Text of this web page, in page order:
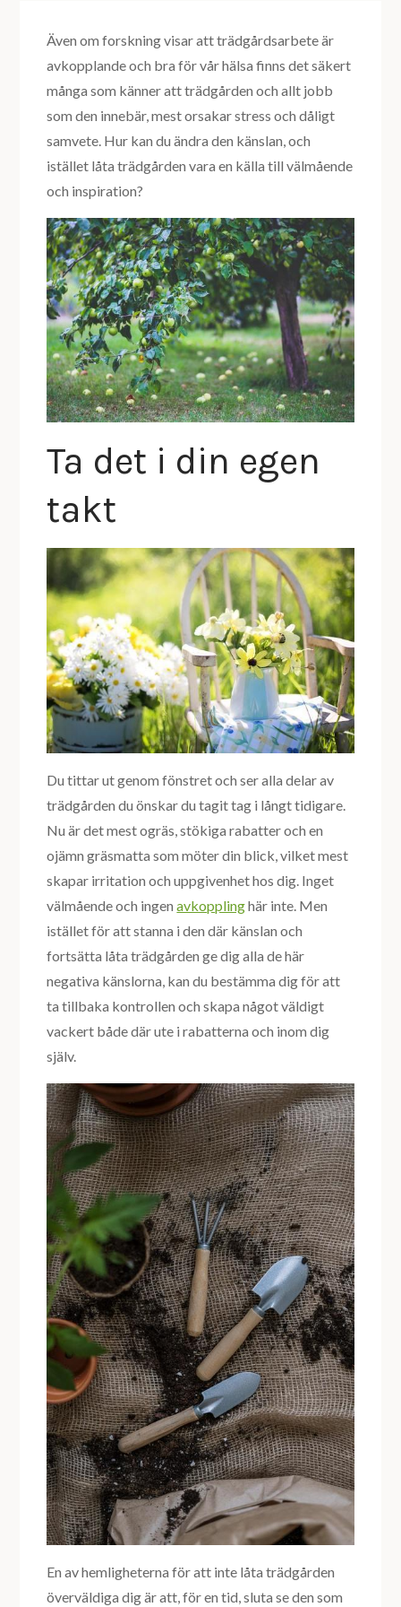
Även om forskning visar att trädgårdsarbete är
avkopplande och bra för vår hälsa finns det säkert
många som känner att trädgården och allt jobb
som den innebär, mest orsakar stress och dåligt
samvete. Hur kan du ändra den känslan, och
istället låta trädgården vara en källa till välmående
och inspiration?
Ta det i din egen
takt
Du tittar ut genom fönstret och ser alla delar av
trädgården du önskar du tagit tag i långt tidigare.
Nu är det mest ogräs, stökiga rabatter och en
ojämn gräsmatta som möter din blick, vilket mest
skapar irritation och uppgivenhet hos dig. Inget
välmående och ingenavkopplinghär inte. Men
istället för att stanna i den där känslan och
fortsätta låta trädgården ge dig alla de här
negativa känslorna, kan du bestämma dig för att
ta tillbaka kontrollen och skapa något väldigt
vackert både där ute i rabatterna och inom dig
själv.
En av hemligheterna för att inte låta trädgården
överväldiga dig är att, för en tid, sluta se den som